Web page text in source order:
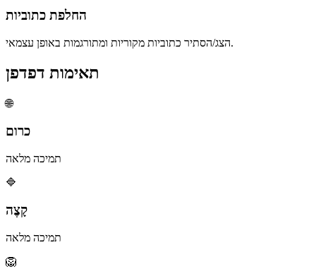
החלפת כתוביות
הצג/הסתיר כתוביות מקוריות ומתורגמות באופן עצמאי.
תאימות דפדפן
🌐
כרום
תמיכה מלאה
🔷
קָצֶה
תמיכה מלאה
🦁